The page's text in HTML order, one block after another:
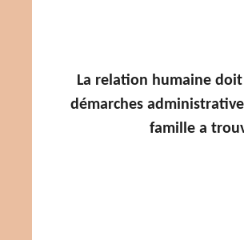
La relation humaine
démarches
famille a